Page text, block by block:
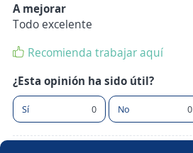
A mejorar
Todo excelente
Recomienda trabajar aquí
¿Esta opinión ha sido útil?
Sí 0 No 0